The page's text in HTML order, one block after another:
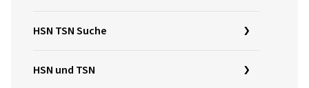
HSN TSN Suche
HSN und TSN